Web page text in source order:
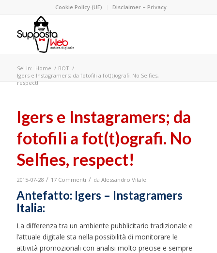
Cookie Policy (UE) Disclaimer – Privacy
Sei in: Home / BOT /
Igers e Instagramers; da fotofili a fot(t)ografi. No Selfies,
respect!
Igers e Instagramers; da
fotofili a fot(t)ografi. No
Selfies, respect!
2015-07-28 / 17 Commenti / da Alessandro Vitale
Antefatto: Igers – Instagramers
Italia:
La differenza tra un ambiente pubblicitario tradizionale e
l’attuale digitale sta nella possibilità di monitorare le
attività promozionali con analisi molto precise e sempre